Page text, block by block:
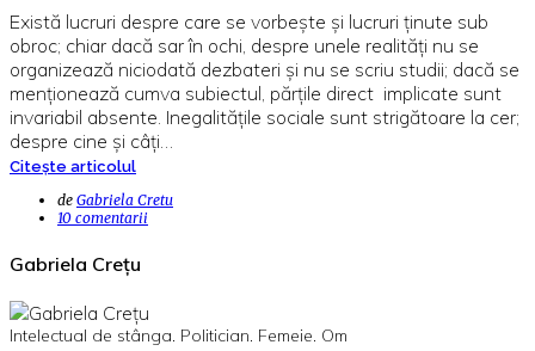
Există lucruri despre care se vorbește și lucruri ținute sub
obroc; chiar dacă sar în ochi, despre unele realități nu se
organizează niciodată dezbateri și nu se scriu studii; dacă se
menționează cumva subiectul, părțile direct implicate sunt
invariabil absente. Inegalitățile sociale sunt strigătoare la cer;
despre cine și câți…
Citește articolul
de Gabriela Cretu
10 comentarii
Gabriela Crețu
Intelectual de stânga. Politician. Femeie. Om